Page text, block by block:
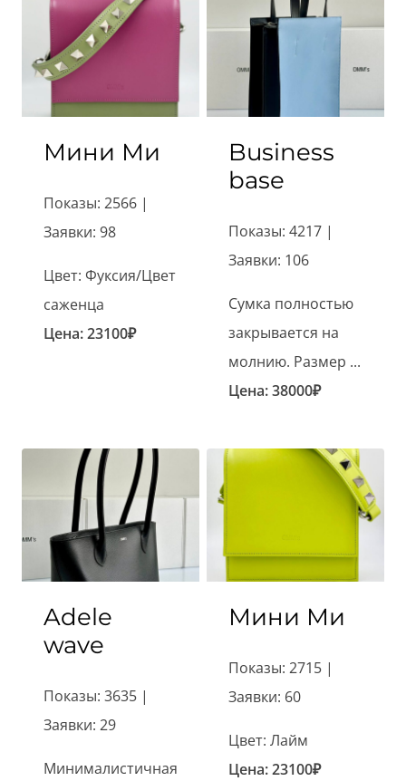
Мини Ми
Показы: 2566 |
Заявки: 98
Цвет: Фуксия/Цвет
саженца
Цена:23100₽
Business
base
Показы: 4217 |
Заявки: 106
Сумка полностью
закрывается на
молнию. Размер ...
Цена:38000₽
Adele
wave
Показы: 3635 |
Заявки: 29
Минималистичная
Мини Ми
Показы: 2715 |
Заявки: 60
Цвет: Лайм
Цена:23100₽